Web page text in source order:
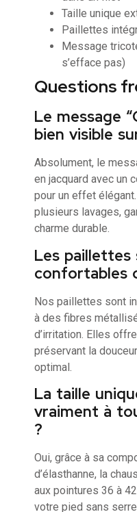
Taille unique
Paillettes
Message
s’efface pas)
Questions
Le message
bien visible
Absolument, le
en jacquard avec un
pour un effet
plusieurs lavages,
charme durable.
Les
confortables
Nos paillettes sont
à des fibres
d’irritation. Elles
préservant la
optimal.
La taille
vraiment à
?
Oui, grâce à sa
d’élasthanne, la
aux pointures 36 à
votre pied sans